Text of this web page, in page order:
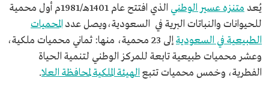
يُعد متنزه عسير الوطني
الذي افتتح عام 1401هـ/1981م أول محمية
للحيوانات والنباتات البرية في السعودية،ويصل عدد المحميات
الطبيعية في السعودية
إلى 23 محمية، منها: ثماني محميات ملكية،
وعشر محميات طبيعية تابعة للمركز الوطني لتنمية الحياة
الفطرية، وخمس محميات تتبع الهيئة الملكية لمحافظة العلا.